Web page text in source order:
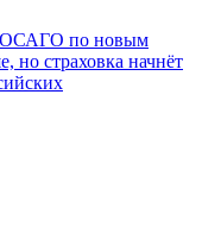
ОСАГО по новым
но страховка начнёт